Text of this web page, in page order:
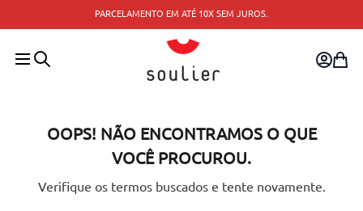
PARCELAMENTO EM ATÉ 10X SEM JUROS.
OOPS! NÃO ENCONTRAMOS O QUE
VOCÊ PROCUROU.
Verifique os termos buscados e tente novamente.